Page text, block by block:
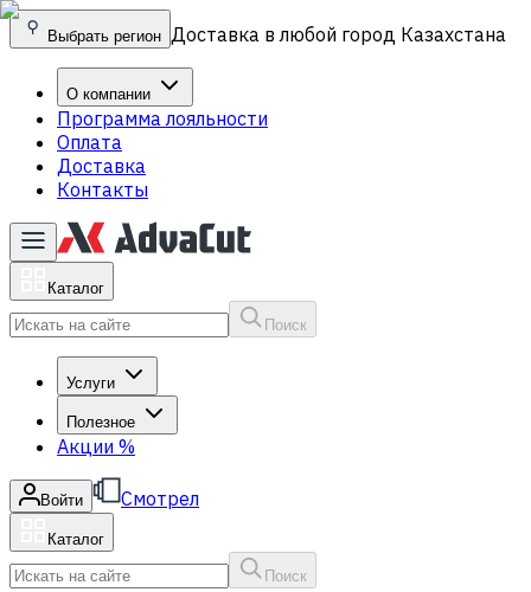
Выбрать регион Доставка в любой город Казахстана
О компании
Программа лояльности
Оплата
Доставка
Контакты
Каталог
Поиск
Услуги
Полезное
Акции %
Войти Смотрел
Каталог
Поиск